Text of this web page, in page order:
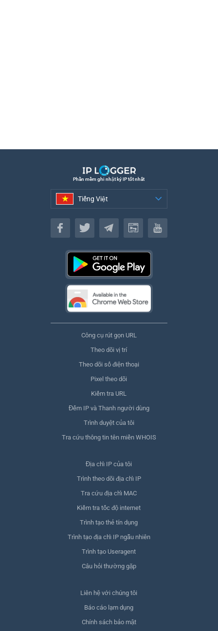
Phần mềm ghi nhật ký IP tốt nhất
Tiếng Việt
Tiếng Việt
Công cụ rút gọn URL
Theo dõi vị trí
Theo dõi số điện thoại
Pixel theo dõi
Kiểm tra URL
Đếm IP và Thanh người dùng
Trình duyệt của tôi
Tra cứu thông tin tên miền WHOIS
Địa chỉ IP của tôi
Trình theo dõi địa chỉ IP
Tra cứu địa chỉ MAC
Kiểm tra tốc độ internet
Trình tạo thẻ tín dụng
Trình tạo địa chỉ IP ngẫu nhiên
Trình tạo Useragent
Câu hỏi thường gặp
Liên hệ với chúng tôi
Báo cáo lạm dụng
Chính sách bảo mật